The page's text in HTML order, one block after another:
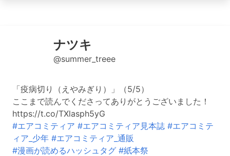
ナツキ
@summer_treee
「疫病切り（えやみぎり）」（5/5）
ここまで読んでくださってありがとうございました！
https://t.co/TXlasph5yG
#エアコミティア #エアコミティア見本誌 #エアコミテ
ィア_少年 #エアコミティア_通販
#漫画が読めるハッシュタグ #紙本祭